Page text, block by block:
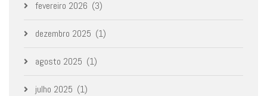
fevereiro 2026 (3)
dezembro 2025 (1)
agosto 2025 (1)
julho 2025 (1)